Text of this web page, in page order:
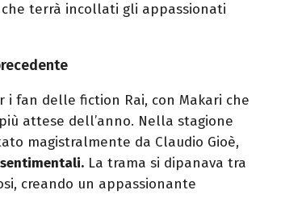
che terrà incollati gli appassionati
i fan delle fiction Rai, con Makari che
attese dell’anno. Nella stagione
magistralmente da Claudio Gioè,
La trama si dipanava tra
creando un appassionante